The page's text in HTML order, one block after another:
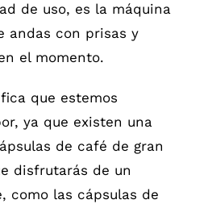
de uso, es la máquina
andas con prisas y
el momento.
que estemos
ya que existen una
de café de gran
disfrutarás de un
como las cápsulas de